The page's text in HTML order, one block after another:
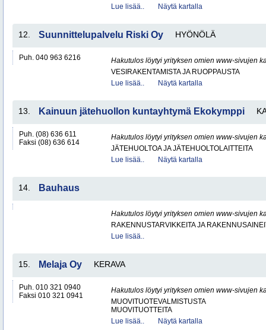
Lue lisää..
Näytä kartalla
12. Suunnittelupalvelu Riski Oy HYÖNÖLÄ
Puh. 040 963 6216
Hakutulos löytyi yrityksen omien www-sivujen
VESIRAKENTAMISTA JA RUOPPAUSTA
Lue lisää..
Näytä kartalla
13. Kainuun jätehuollon kuntayhtymä Ekokymppi
Puh. (08) 636 611
Faksi (08) 636 614
Hakutulos löytyi yrityksen omien www-sivujen
JÄTEHUOLTOA JA JÄTEHUOLTOLAITTEITA
Lue lisää..
Näytä kartalla
14. Bauhaus
Hakutulos löytyi yrityksen omien www-sivujen
RAKENNUSTARVIKKEITA JA
Lue lisää..
15. Melaja Oy KERAVA
Puh. 010 321 0940
Faksi 010 321 0941
Hakutulos löytyi yrityksen omien www-sivujen
MUOVITUOTEVALMISTUSTA
MUOVITUOTTEITA
Lue lisää..
Näytä kartalla